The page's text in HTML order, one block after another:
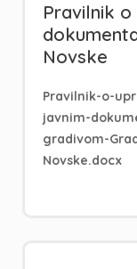
Pravilnik
Novske
Pravilnik-o-
javnim-
gradivom-
Novske.docx